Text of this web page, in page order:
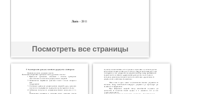
Посмотреть все страницы